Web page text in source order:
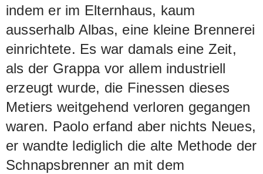
indem er im Elternhaus, kaum
ausserhalb Albas, eine kleine Brennerei
einrichtete. Es war damals eine Zeit,
als der Grappa vor allem industriell
erzeugt wurde, die Finessen dieses
Metiers weitgehend verloren gegangen
waren. Paolo erfand aber nichts Neues,
er wandte lediglich die alte Methode der
Schnapsbrenner an mit dem